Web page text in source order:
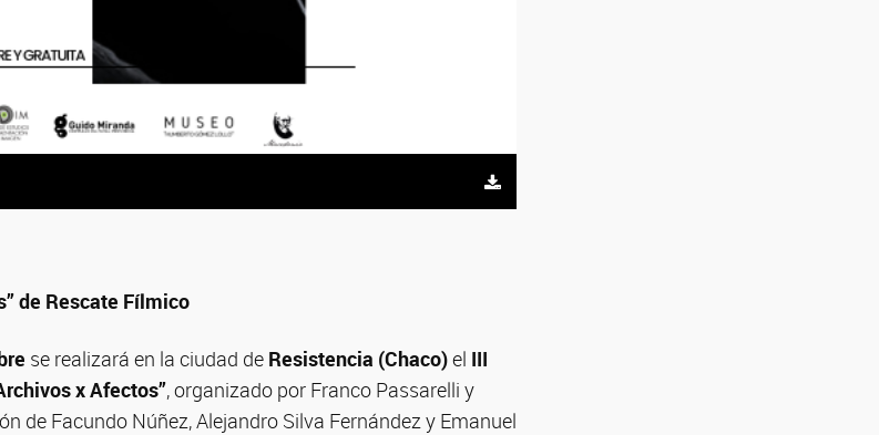
de Rescate Fílmico
se realizará en la ciudad de Resistencia (Chaco)el III
x Afectos”, organizado por Franco Passarelli y
de Facundo Núñez, Alejandro Silva Fernández y Emanuel